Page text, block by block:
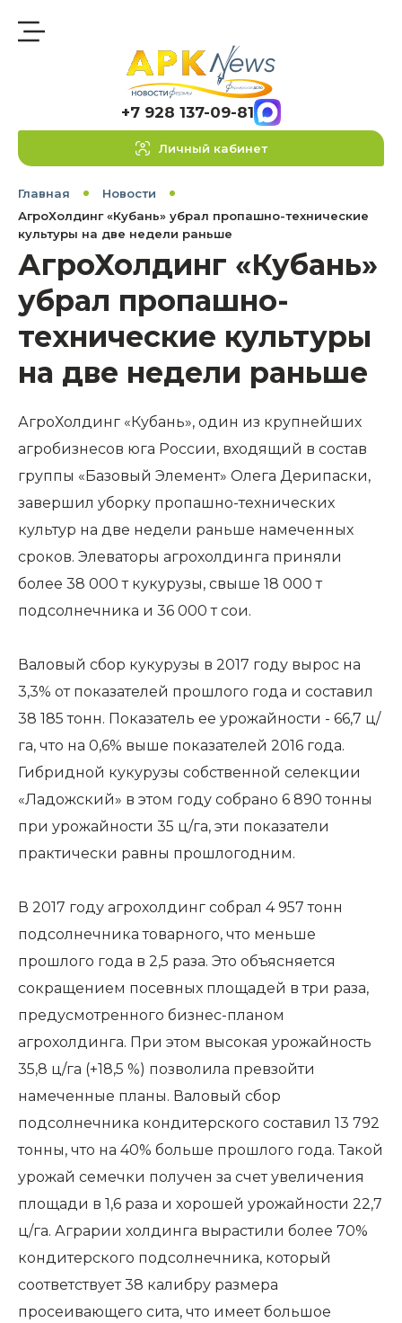
+7 928 137-09-81
Личный кабинет
Главная
Новости
АгроХолдинг «Кубань» убрал пропашно-технические
культуры на две недели раньше
АгроХолдинг «Кубань»
убрал пропашно-
технические культуры
на две недели раньше
АгроХолдинг «Кубань», один из крупнейших
агробизнесов юга России, входящий в состав
группы «Базовый Элемент» Олега Дерипаски,
завершил уборку пропашно-технических
культур на две недели раньше намеченных
сроков. Элеваторы агрохолдинга приняли
более 38 000 т кукурузы, свыше 18 000 т
подсолнечника и 36 000 т сои.
Валовый сбор кукурузы в 2017 году вырос на
3,3% от показателей прошлого года и составил
38 185 тонн. Показатель ее урожайности - 66,7 ц/
га, что на 0,6% выше показателей 2016 года.
Гибридной кукурузы собственной селекции
«Ладожский» в этом году собрано 6 890 тонны
при урожайности 35 ц/га, эти показатели
практически равны прошлогодним.
В 2017 году агрохолдинг собрал 4 957 тонн
подсолнечника товарного, что меньше
прошлого года в 2,5 раза. Это объясняется
сокращением посевных площадей в три раза,
предусмотренного бизнес-планом
агрохолдинга. При этом высокая урожайность
35,8 ц/га (+18,5 %) позволила превзойти
намеченные планы. Валовый сбор
подсолнечника кондитерского составил 13 792
тонны, что на 40% больше прошлого года. Такой
урожай семечки получен за счет увеличения
площади в 1,6 раза и хорошей урожайности 22,7
ц/га. Аграрии холдинга вырастили более 70%
кондитерского подсолнечника, который
соответствует 38 калибру размера
просеивающего сита, что имеет большое